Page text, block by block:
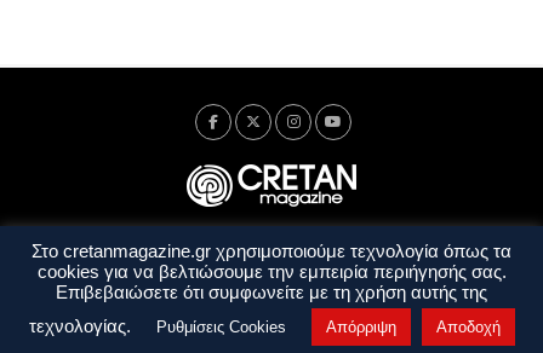
Ταυτότητα Πολιτική Απορρήτου
Όροι Χρήσης
Όροι και Προϋποθέσεις
Στο cretanmagazine.gr χρησιμοποιούμε τεχνολογία όπως τα
cookies για να βελτιώσουμε την εμπειρία περιήγησής σας.
Επιβεβαιώσετε ότι συμφωνείτε με τη χρήση αυτής της
τεχνολογίας.
Ρυθμίσεις Cookies Απόρριψη Αποδοχή